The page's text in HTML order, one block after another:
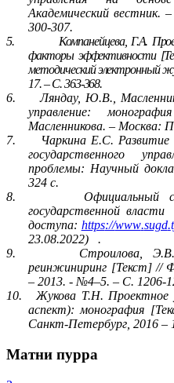
Академический
300-307.
5.
Компанейцева, Г.А.
факторы эффективности
методический электронный
17. – С. 363-368.
6.
Ляндау, Ю.В.,
управление:
Масленникова. – Москва:
7.
Чаркина Е.С. Развитие
государственного
проблемы: Научный
324 с.
8.
Официальный
государственной власти
доступа: https://www.sugd.
23.08.2022)
.
9.
Строилова,
реинжиниринг [Текст] //
– 2013. - №4–5. – С. 1206-
10.
Жукова Т.Н. Проектное
аспект): монография
Санкт-Петербург, 2016 –
Матни пурра